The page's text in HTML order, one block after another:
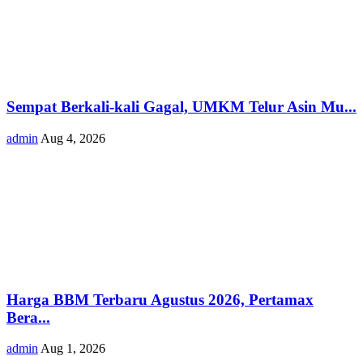
Sempat Berkali-kali Gagal, UMKM Telur Asin Mu...
admin Aug 4, 2026
Harga BBM Terbaru Agustus 2026, Pertamax
Bera...
admin Aug 1, 2026